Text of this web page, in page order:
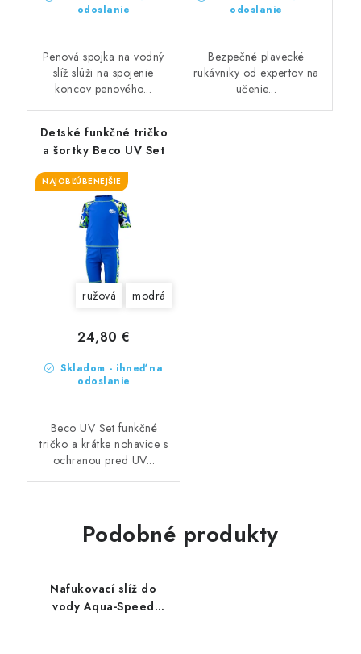
odoslanie
Penová spojka na vodný
slíž slúži na spojenie
koncov penového...
odoslanie
Bezpečné plavecké
rukávniky od expertov na
učenie...
Detské funkčné tričko
a šortky Beco UV Set
NAJOBĽÚBENEJŠIE
ružová modrá
Skladom - ihneď na
odoslanie
24,80 €
Beco UV Set funkčné
tričko a krátke nohavice s
ochranou pred UV...
Podobné produkty
Nafukovací slíž do
vody Aqua-Speed